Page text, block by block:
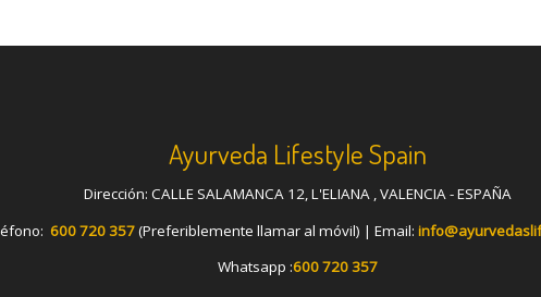
Ayurveda Lifestyle Spain
Dirección: CALLE SALAMANCA 12, L'ELIANA , VALENCIA - ESPAÑA
600 720 357(Preferiblemente llamar al móvil) | Email:
Whatsapp :600 720 357